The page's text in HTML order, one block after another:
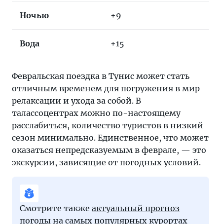
Ночью +9
Вода +15
Февральская поездка в Тунис может стать
отличным временем для погружения в мир
релаксации и ухода за собой. В
талассоцентрах можно по-настоящему
расслабиться, количество туристов в низкий
сезон минимально. Единственное, что может
оказаться непредсказуемым в феврале, — это
экскурсии, зависящие от погодных условий.
Смотрите также актуальный прогноз
погоды на самых популярных курортах